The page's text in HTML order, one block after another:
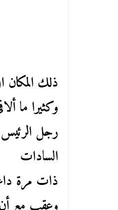
ذلك المكان
وكثيرا ما
رجل
السادات
ذات مرة